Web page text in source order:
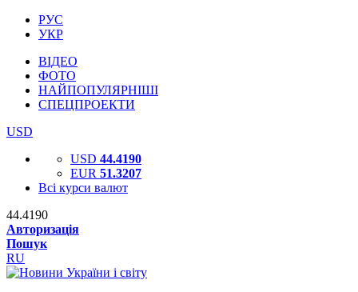
РУС
УКР
ВІДЕО
ФОТО
НАЙПОПУЛЯРНІШІ
СПЕЦПРОЕКТИ
USD
USD 44.4190
EUR 51.3207
Всі курси валют
44.4190
Авторизація
Пошук
RU